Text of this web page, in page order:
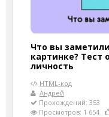
Что вы
картинке? Тест
личность
HTML-код
Андрей
Прохождений: 353
Просмотров: 1 654